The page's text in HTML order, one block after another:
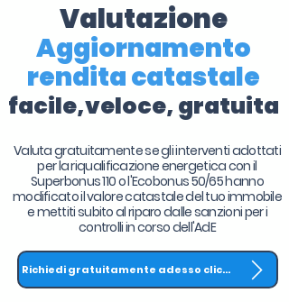
Valutazione
Aggiornamento
rendita catastale
facile,veloce, gratuita
Valuta gratuitamente se gli interventi adottati
per la riqualificazione energetica con il
Superbonus 110 o l'Ecobonus 50/65 hanno
modificato il valore catastale del tuo immobile
e mettiti subito al riparo dalle sanzioni per i
controlli in corso dell'AdE
Richiedi gratuitamente adesso clicca QUI